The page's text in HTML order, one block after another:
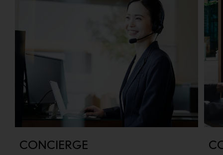
CONCIERGE